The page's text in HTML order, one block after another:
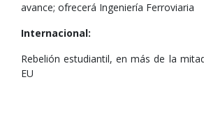
avance; ofrecerá Ingeniería Ferroviaria
Internacional:
Rebelión estudiantil, en más de la
EU